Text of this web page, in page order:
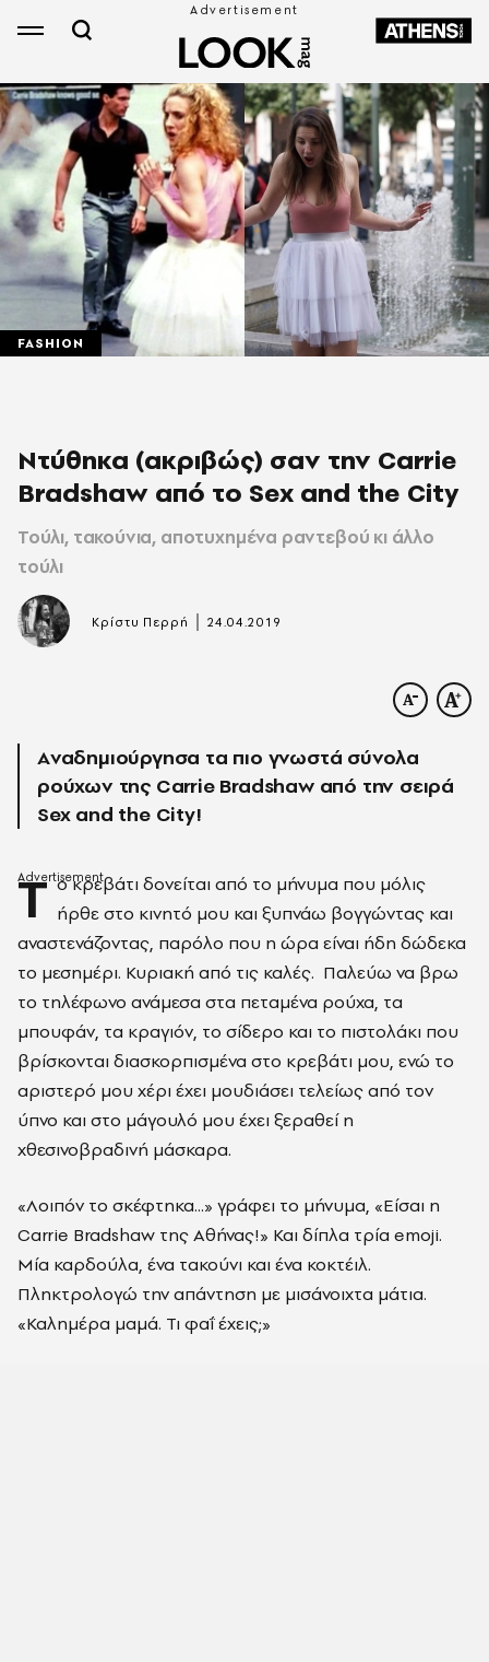
FASHION
Ντύθηκα (ακριβώς) σαν την Carrie
Bradshaw από το Sex and the City
Τούλι, τακούνια, αποτυχημένα ραντεβού κι άλλο
τούλι
Κρίστυ Περρή 24.04.2019
Aναδημιούργησα τα πιο γνωστά σύνολα
ρούχων της Carrie Bradshaw από την σειρά
Sex and the City!
Τ ο κρεβάτι δονείται από το μήνυμα που μόλις
ήρθε στο κινητό μου και ξυπνάω βογγώντας και
αναστενάζοντας, παρόλο που η ώρα είναι ήδη δώδεκα
το μεσημέρι. Κυριακή από τις καλές. Παλεύω να βρω
το τηλέφωνο ανάμεσα στα πεταμένα ρούχα, τα
μπουφάν, τα κραγιόν, το σίδερο και το πιστολάκι που
βρίσκονται διασκορπισμένα στο κρεβάτι μου, ενώ το
αριστερό μου χέρι έχει μουδιάσει τελείως από τον
ύπνο και στο μάγουλό μου έχει ξεραθεί η
χθεσινοβραδινή μάσκαρα.
«Λοιπόν το σκέφτηκα...» γράφει το μήνυμα, «Είσαι η
Carrie Bradshaw της Αθήνας!» Και δίπλα τρία emoji.
Μία καρδούλα, ένα τακούνι και ένα κοκτέιλ.
Πληκτρολογώ την απάντηση με μισάνοιχτα μάτια.
«Καλημέρα μαμά. Τι φαΐ έχεις;»